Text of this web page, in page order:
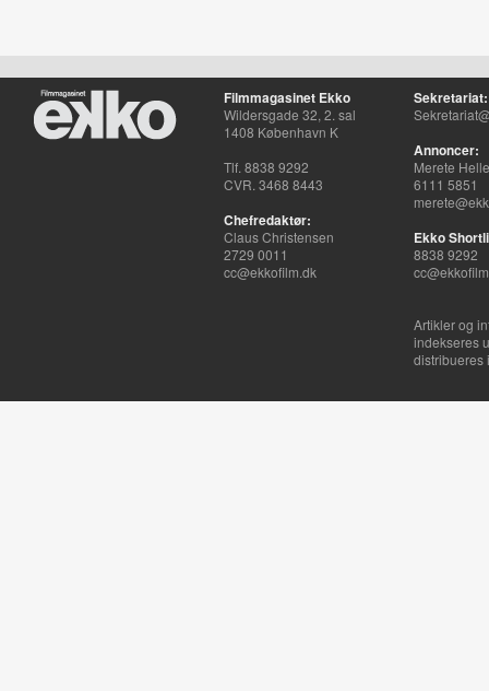
Filmmagasinet Ekko
Wildersgade 32, 2. sal
1408 København K
Tlf. 8838 9292
CVR. 3468 8443
Chefredaktør:
Claus Christensen
2729 0011
cc@ekkofilm.dk
Sekretariat:
Annoncer:
Merete
6111 5851
Ekko
8838 9292
Artikler og
indekseres
distribueres